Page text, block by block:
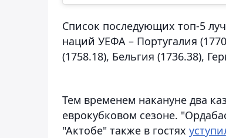
Список последующих топ-5
наций УЕФА – Португалия
(1758.18), Бельгия (1736.38),
Тем временем накануне два
еврокубковом сезоне.
"Актобе" также в гостях